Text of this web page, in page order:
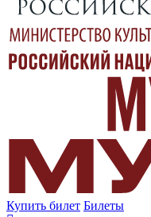
Купить билет Билеты